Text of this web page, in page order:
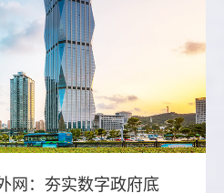
网：夯实数字政府底